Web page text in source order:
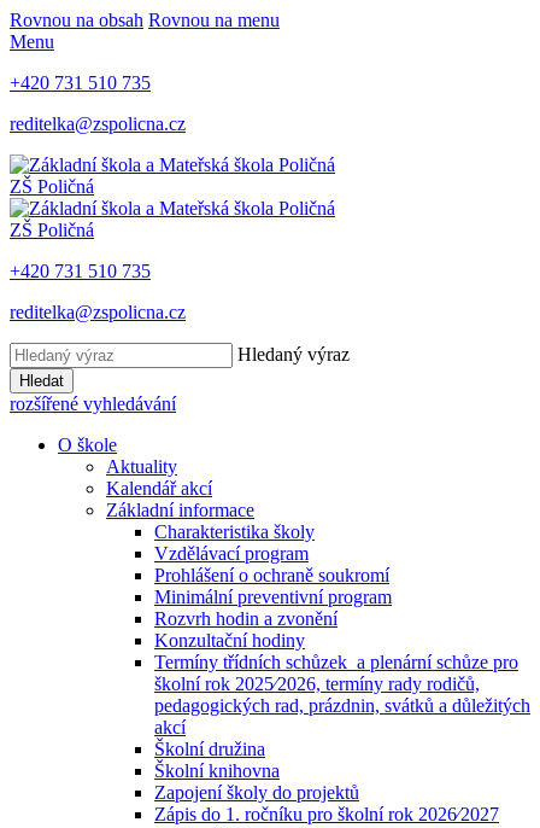
Rovnou na obsah Rovnou na menu
Menu
+420 731 510 735
reditelka@zspolicna.cz
ZŠ Poličná
ZŠ Poličná
+420 731 510 735
reditelka@zspolicna.cz
Hledaný výraz
Hledat
rozšířené vyhledávání
O škole
Aktuality
Kalendář akcí
Základní informace
Charakteristika školy
Vzdělávací program
Prohlášení o ochraně soukromí
Minimální preventivní program
Rozvrh hodin a zvonění
Konzultační hodiny
Termíny třídních schůzek a plenární schůze pro
školní rok 2025⁄2026, termíny rady rodičů,
pedagogických rad, prázdnin, svátků a důležitých
akcí
Školní družina
Školní knihovna
Zapojení školy do projektů
Zápis do 1. ročníku pro školní rok 2026⁄2027